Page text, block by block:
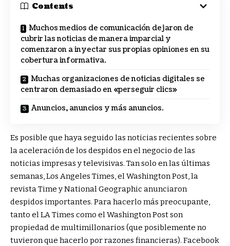
Contents
Muchos medios de comunicación dejaron de
cubrir las noticias de manera imparcial y
comenzaron a inyectar sus propias opiniones en su
cobertura informativa.
Muchas organizaciones de noticias digitales se
centraron demasiado en «perseguir clics»
Anuncios, anuncios y más anuncios.
Es posible que haya seguido las noticias recientes sobre
la aceleración de los despidos en el negocio de las
noticias impresas y televisivas. Tan solo en las últimas
semanas, Los Angeles Times, el Washington Post, la
revista Time y National Geographic anunciaron
despidos importantes. Para hacerlo más preocupante,
tanto el LA Times como el Washington Post son
propiedad de multimillonarios (que posiblemente no
tuvieron que hacerlo por razones financieras). Facebook